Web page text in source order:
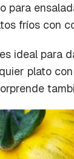
para
fríos con
ideal para
plato